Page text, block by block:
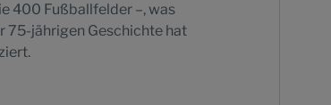
400 Fußballfelder –, was
75-jährigen Geschichte hat